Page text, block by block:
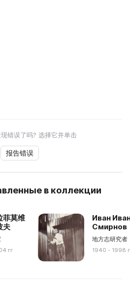
错误了吗? 选择它并单击
报告错误
в коллекции
菲莫维
夫
гг
Иван
Смирнов
地方志研究者
1940 - 1998